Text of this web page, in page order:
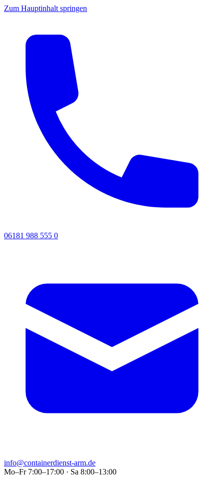
Zum Hauptinhalt springen
06181 988 555 0
info@containerdienst-arm.de
Mo–Fr 7:00–17:00 · Sa 8:00–13:00